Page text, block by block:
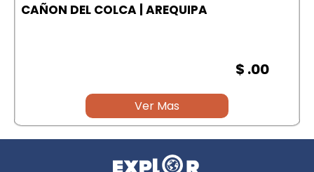
CAÑON DEL COLCA | AREQUIPA
$ .00
Ver Mas